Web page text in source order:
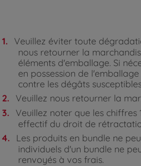
Veuillez éviter toute
nous retourner la
éléments d'emballage. Si
en possession de
contre les dégâts
Veuillez nous retourner la
Veuillez noter que les
effectif du droit de
Les produits en bundle ne
individuels d'un bundle ne
renvoyés à vos frais.